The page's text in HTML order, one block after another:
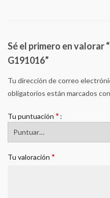
Sé el primero en valorar
G191016”
Tu dirección de correo
obligatorios están marcados con
Tu puntuación *
Tu valoración *